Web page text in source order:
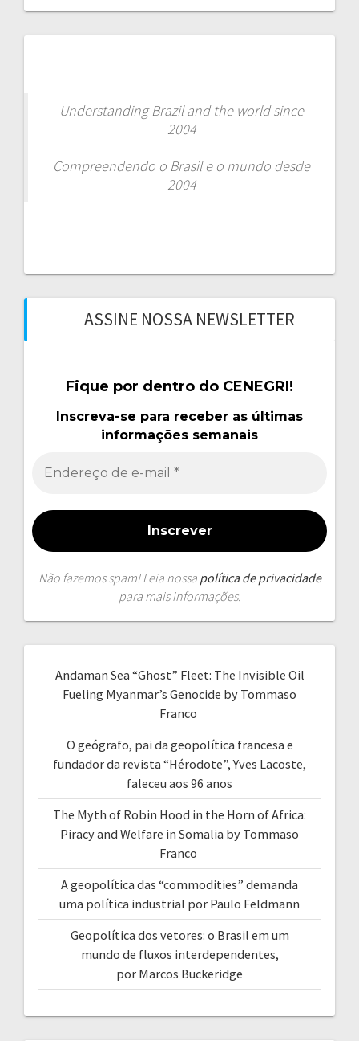
Understanding Brazil and the world since
2004
Compreendendo o Brasil e o mundo desde
2004
ASSINE NOSSA NEWSLETTER
Fique por dentro do CENEGRI!
Inscreva-se para receber as últimas
informações semanais
Não fazemos spam! Leia nossa política de privacidade
para mais informações.
Andaman Sea “Ghost” Fleet: The Invisible Oil
Fueling Myanmar’s Genocide by Tommaso
Franco
O geógrafo, pai da geopolítica francesa e
fundador da revista “Hérodote”, Yves Lacoste,
faleceu aos 96 anos
The Myth of Robin Hood in the Horn of Africa:
Piracy and Welfare in Somalia by Tommaso
Franco
A geopolítica das “commodities” demanda
uma política industrial por Paulo Feldmann
Geopolítica dos vetores: o Brasil em um
mundo de fluxos interdependentes,
por Marcos Buckeridge